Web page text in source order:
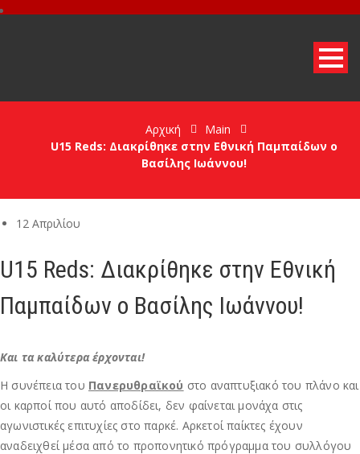
Αρχική
Main
U15 Reds: Διακρίθηκε στην Εθνική Παμπαίδων ο
Βασίλης Ιωάννου!
12 Απριλίου
U15 Reds: Διακρίθηκε στην Εθνική
Παμπαίδων ο Βασίλης Ιωάννου!
Και τα καλύτερα έρχονται!
Η συνέπεια του Πανερυθραϊκού στο αναπτυξιακό του πλάνο και
οι καρποί που αυτό αποδίδει, δεν φαίνεται μονάχα στις
αγωνιστικές επιτυχίες στο παρκέ. Αρκετοί παίκτες έχουν
αναδειχθεί μέσα από το προπονητικό πρόγραμμα του συλλόγου